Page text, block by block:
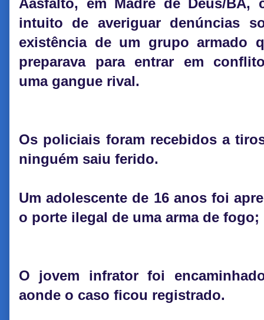
Aasfalto, em Madre de Deus/BA,
intuito de averiguar denúncias
existência de um grupo armado
preparava para entrar em
uma gangue rival.
Os policiais foram recebidos a
ninguém saiu ferido.
Um adolescente de 16 anos foi
o porte ilegal de uma arma de
O jovem infrator foi
aonde o caso ficou registrado.